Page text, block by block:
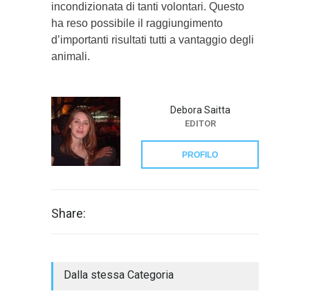
incondizionata di tanti volontari. Questo
ha reso possibile il raggiungimento
d’importanti risultati tutti a vantaggio degli
animali.
Debora Saitta
EDITOR
PROFILO
Share:
Dalla stessa Categoria